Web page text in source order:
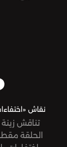
نقاش
تناقش
الحلقة